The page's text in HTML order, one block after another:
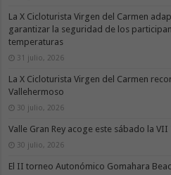
La X Cicloturista Virgen del Carmen
garantizar la seguridad de los
temperaturas
31 julio, 2026
La X Cicloturista Virgen del Carmen
Vallehermoso
30 julio, 2026
Valle Gran Rey acoge este sábado la
30 julio, 2026
El II torneo Autonómico Gomahara